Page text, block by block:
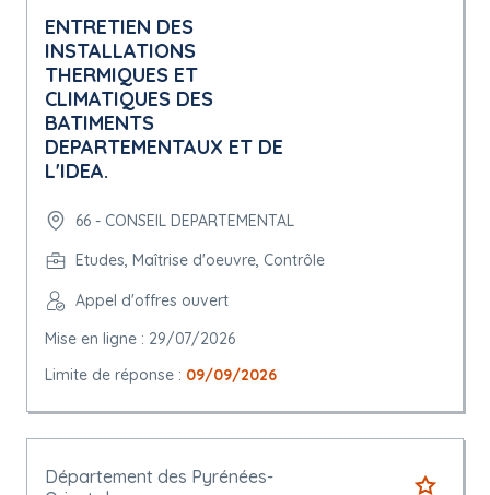
ENTRETIEN DES
INSTALLATIONS
THERMIQUES ET
CLIMATIQUES DES
BATIMENTS
DEPARTEMENTAUX ET DE
L'IDEA.
66 - CONSEIL DEPARTEMENTAL
Etudes, Maîtrise d'oeuvre, Contrôle
Appel d'offres ouvert
Mise en ligne : 29/07/2026
Limite de réponse : 09/09/2026
Département des Pyrénées-